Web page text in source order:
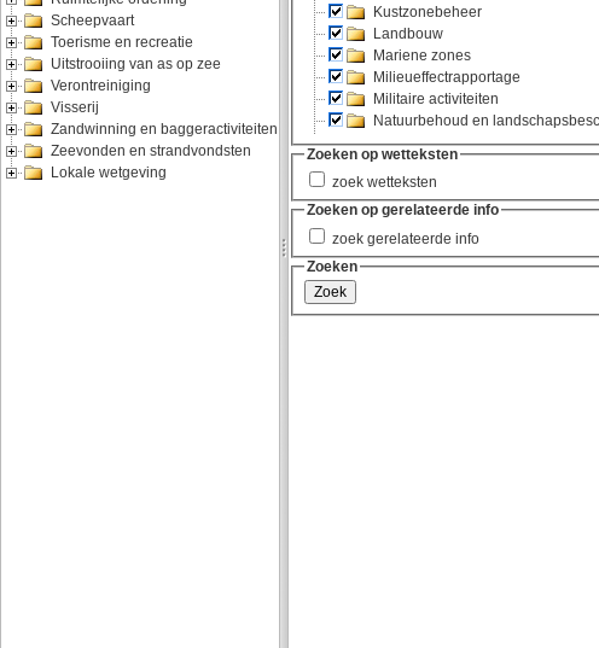
Scheepvaart
Toerisme en recreatie
Uitstrooiing van as op zee
Verontreiniging
Visserij
Zandwinning en baggeractiviteiten
Zeevonden en strandvondsten
Lokale wetgeving